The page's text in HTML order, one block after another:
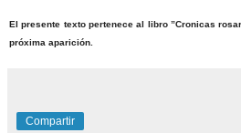
El presente texto pertenece al libro ”Cronicas
próxima aparición.
Compartir